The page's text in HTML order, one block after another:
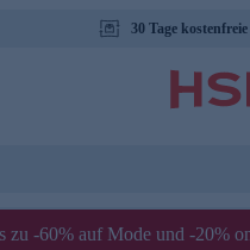
30 Tage
zu -60% auf Mode und -20%